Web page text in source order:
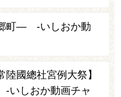
町― -いしおか動
陸國總社宮例大祭】
いしおか動画チャ